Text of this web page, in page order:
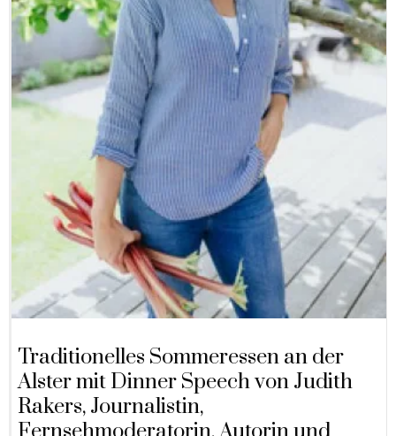
Traditionelles Sommeressen an der
Alster mit Dinner Speech von Judith
Rakers, Journalistin,